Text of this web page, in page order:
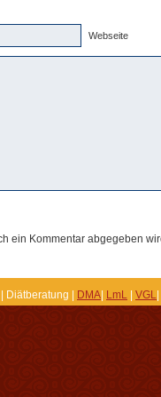
Webseite
ein Kommentar abgegeben
Diätberatung | DMA LmL VGL